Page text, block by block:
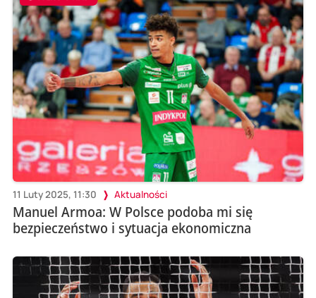
11 Luty 2025, 11:30 Aktualności
Manuel Armoa: W Polsce podoba mi się
bezpieczeństwo i sytuacja ekonomiczna